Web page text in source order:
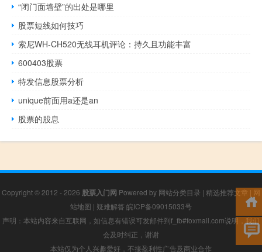
“闭门面墙壁”的出处是哪里
股票短线如何技巧
索尼WH-CH520无线耳机评论：持久且功能丰富
600403股票
特发信息股票分析
unique前面用a还是an
股票的股息
Copyright © 2012 - 2026 股票入门网 Powered by 网站分类目录 | 精选推荐文章 | 网
站地图 | 疑难解答 皖ICP备09015033号
声明：本站内容来自互联网，如信息有错误可发邮件到f_fb#foxmail.com说明，我们
会及时纠正，谢谢
本站仅为个人兴趣爱好，不接盈利性广告及商业合作